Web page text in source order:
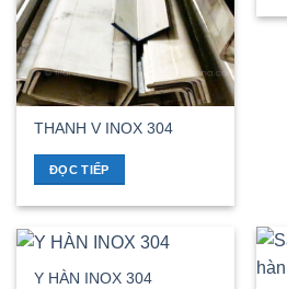
THANH V INOX 304
ĐỌC TIẾP
Y HÀN INOX 304